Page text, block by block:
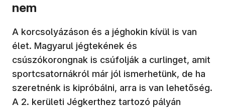
nem
A korcsolyázáson és a jéghokin kívül is van
élet. Magyarul jégtekének és
csúszókorongnak is csúfolják a curlinget, amit
sportcsatornákról már jól ismerhetünk, de ha
szeretnénk is kipróbálni, arra is van lehetőség.
A 2. kerületi Jégkerthez tartozó pályán